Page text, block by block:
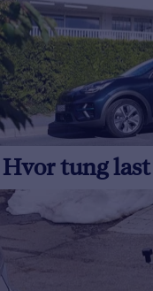
Hvor tung